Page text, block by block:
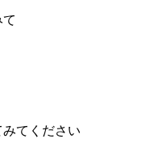
てください